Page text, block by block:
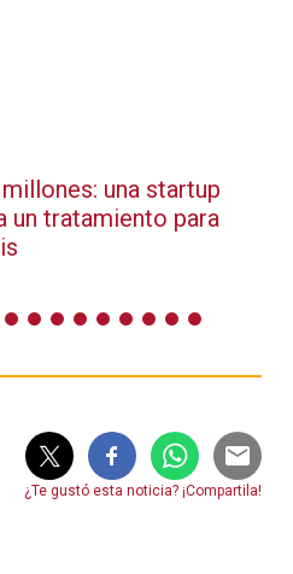
una startup
tratamiento para
¿Te gustó esta noticia? ¡Compartila!